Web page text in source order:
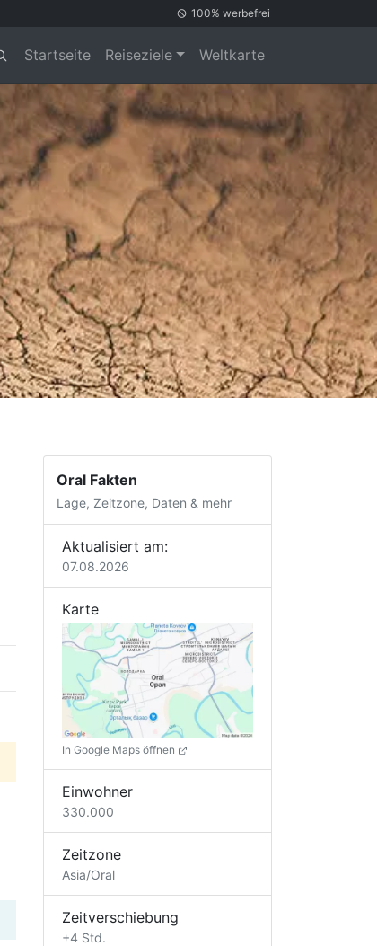
100% werbefrei
Startseite Reiseziele Weltkarte
Oral Fakten
Lage, Zeitzone, Daten & mehr
Aktualisiert am:
07.08.2026
Karte
In Google Maps öffnen
Einwohner
330.000
Zeitzone
Asia/Oral
Zeitverschiebung
+4 Std.